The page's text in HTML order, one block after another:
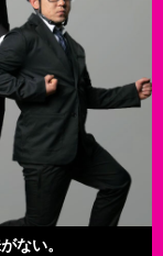
ない。